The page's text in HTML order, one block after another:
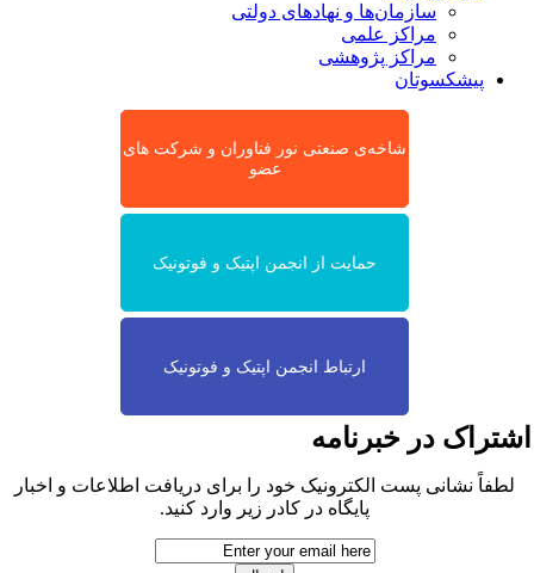
سازمان‌ها و نهادهای دولتی
مراکز علمی
مراکز پژوهشی
پیشکسوتان
شاخه‌ی صنعتی نور فناوران و شرکت های
عضو
حمایت از انجمن اپتیک و فوتونیک
ارتباط انجمن اپتیک و فوتونیک
در خبرنامه
لطفاً نشانی پست الکترونیک خود را برای دریافت اطلاعات و اخبار
پایگاه در کادر زیر وارد کنید.